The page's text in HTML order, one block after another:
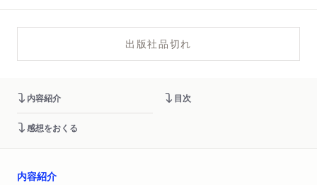
出版社品切れ
内容紹介 目次
感想をおくる
内容紹介